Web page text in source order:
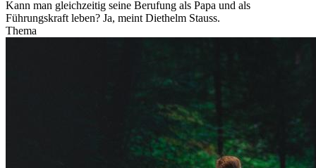
Kann man gleichzeitig seine Berufung als Papa und als
Führungskraft leben? Ja, meint Diethelm Stauss.
Thema